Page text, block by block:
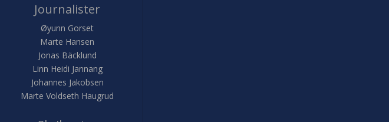
Journalister
Øyunn Gorset
Marte Hansen
Jonas Bäcklund
Linn Heidi Jannang
Johannes Jakobsen
Marte Voldseth Haugrud